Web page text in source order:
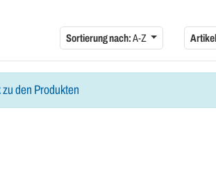
Sortierung nach:A-Z
den Produkten